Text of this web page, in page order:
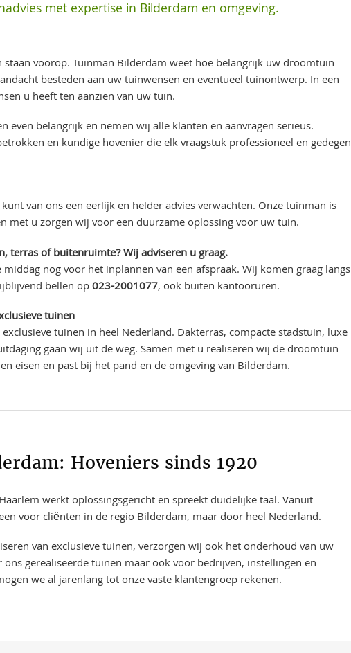
met expertise in Bilderdam en omgeving.
staan voorop. Tuinman Bilderdam weet hoe belangrijk uw droomtuin
besteden aan uw tuinwensen en eventueel tuinontwerp. In een
u heeft ten aanzien van uw tuin.
even belangrijk en nemen wij alle klanten en aanvragen serieus.
en kundige hovenier die elk vraagstuk professioneel en gedegen
van ons een eerlijk en helder advies verwachten. Onze tuinman is
met u zorgen wij voor een duurzame oplossing voor uw tuin.
terras of buitenruimte? Wij adviseren u graag.
nog voor het inplannen van een afspraak. Wij komen graag langs
bellen op023-2001077, ook buiten kantooruren.
tuinen
tuinen in heel Nederland. Dakterras, compacte stadstuin, luxe
gaan wij uit de weg. Samen met u realiseren wij de droomtuin
eisen en past bij het pand en de omgeving van Bilderdam.
Hoveniers sinds 1920
werkt oplossingsgericht en spreekt duidelijke taal. Vanuit
voor cliënten in de regio Bilderdam, maar door heel Nederland.
van exclusieve tuinen, verzorgen wij ook het onderhoud van uw
gerealiseerde tuinen maar ook voor bedrijven, instellingen en
we al jarenlang tot onze vaste klantengroep rekenen.